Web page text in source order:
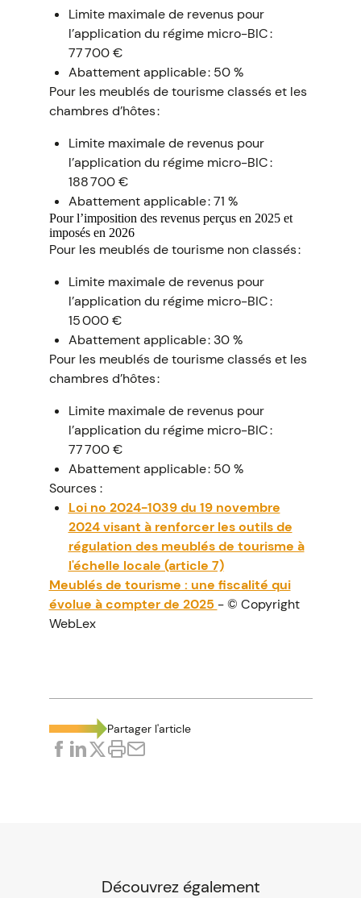
Limite maximale de revenus pour
l’application du régime micro-BIC :
77 700 €
Abattement applicable : 50 %
Pour les meublés de tourisme classés et les
chambres d’hôtes :
Limite maximale de revenus pour
l’application du régime micro-BIC :
188 700 €
Abattement applicable : 71 %
Pour l’imposition des revenus perçus en 2025 et
imposés en 2026
Pour les meublés de tourisme non classés :
Limite maximale de revenus pour
l’application du régime micro-BIC :
15 000 €
Abattement applicable : 30 %
Pour les meublés de tourisme classés et les
chambres d’hôtes :
Limite maximale de revenus pour
l’application du régime micro-BIC :
77 700 €
Abattement applicable : 50 %
Sources :
Loi no 2024-1039 du 19 novembre
2024 visant à renforcer les outils de
régulation des meublés de tourisme à
l'échelle locale (article 7)
Meublés de tourisme : une fiscalité qui
évolue à compter de 2025 - © Copyright
WebLex
Partager l'article
Découvrez également